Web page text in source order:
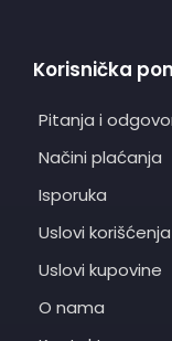
Korisnička
Pitanja i
Načini plaćanja
Isporuka
Uslovi korišćenja
Uslovi kupovine
O nama